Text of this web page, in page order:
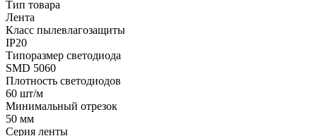
Тип товара
Лента
Класс пылевлагозащиты
IP20
Типоразмер светодиода
SMD 5060
Плотность светодиодов
60 шт/м
Минимальный отрезок
50 мм
Серия ленты